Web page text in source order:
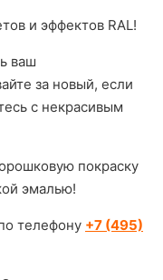
и эффектов RAL!
ваш
за новый, если
с некрасивым
покраску
эмалью!
телефону +7 (495)